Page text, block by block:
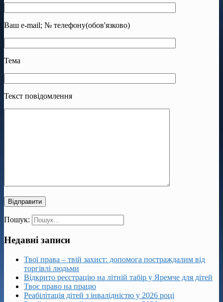
Ваш e-mail; № телефону(обов'язково)
Тема
Текст повідомлення
Пошук:
Недавні записи
Твої права – твій захист: допомога постраждалим від
торгівлі людьми
Відкрито реєстрацію на літній табір у Яремче для дітей
Твоє право на працю
Реабілітація дітей з інвалідністю у 2026 році